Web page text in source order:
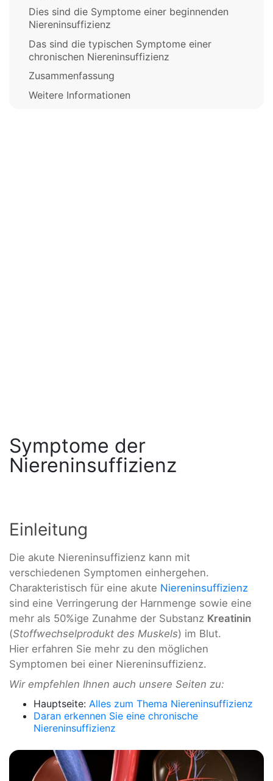
Dies sind die Symptome einer beginnenden
Niereninsuffizienz
Das sind die typischen Symptome einer
chronischen Niereninsuffizienz
Zusammenfassung
Weitere Informationen
Symptome der
Niereninsuffizienz
Einleitung
Die akute Niereninsuffizienz kann mit
verschiedenen Symptomen einhergehen.
Charakteristisch für eine akute Niereninsuffizienz
sind eine Verringerung der Harnmenge sowie eine
mehr als 50%ige Zunahme der Substanz Kreatinin
(Stoffwechselprodukt des Muskels) im Blut.
Hier erfahren Sie mehr zu den möglichen
Symptomen bei einer Niereninsuffizienz.
Wir empfehlen Ihnen auch unsere Seiten zu:
Hauptseite: Alles zum Thema Niereninsuffizienz
Daran erkennen Sie eine chronische
Niereninsuffizienz